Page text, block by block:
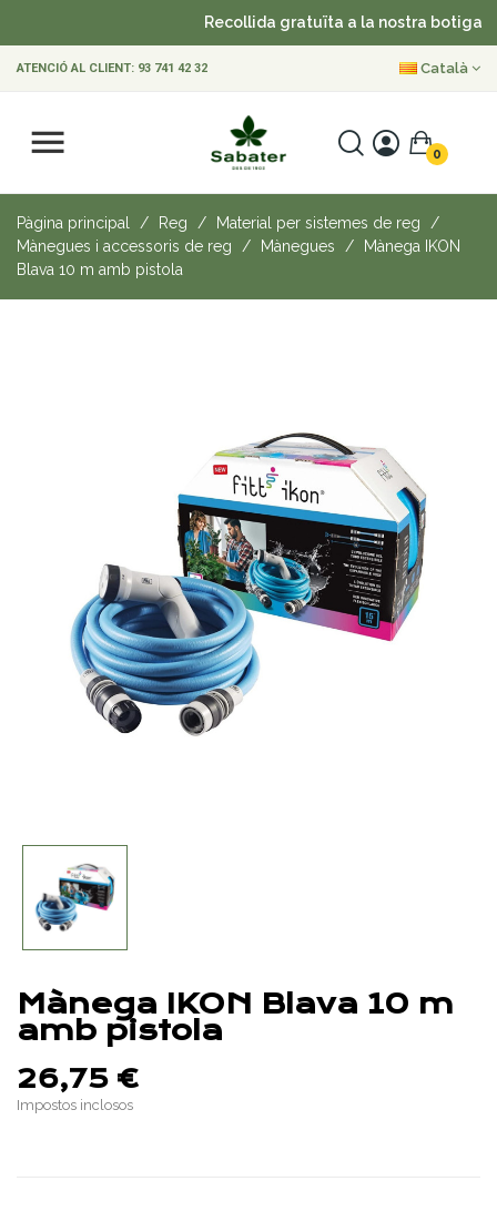
Recollida gratuïta a la nostra botiga
ATENCIÓ AL CLIENT: 93 741 42 32 Català
0
Pàgina principal Reg
Material per sistemes de reg
Mànegues i accessoris de reg
Mànegues
Mànega IKON
Blava 10 m amb pistola
Mànega IKON Blava 10 m
amb pistola
26,75 €
Impostos inclosos